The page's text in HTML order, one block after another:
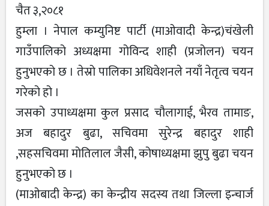
चैत ३,२०८१
हुम्ला । नेपाल कम्युनिष्ट पार्टी (माओवादी केन्द्र)चंखेली
गाउँपालिको अध्यक्षमा गोविन्द शाही (प्रजोलन) चयन
हुनुभएको छ । तेस्रो पालिका अधिवेशनले नयाँ नेतृत्व चयन
गरेको हो ।
जसको उपाध्यक्षमा कुल प्रसाद चौलागाई, भैरव तामाङ,
अज बहादुर बुढा, सचिवमा सुरेन्द्र बहादुर शाही
,सहसचिवमा मोतिलाल जैसी, कोषाध्यक्षमा झुपु बुढा चयन
हुनुभएको छ ।
(माओबादी केन्द्र) का केन्द्रीय सदस्य तथा जिल्ला इन्चार्ज